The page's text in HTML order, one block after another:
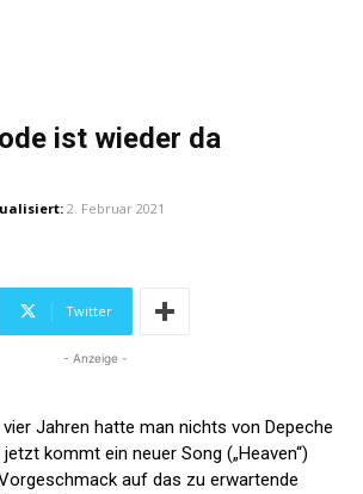
ist wieder da
2. Februar 2021
Twitter
- Anzeige -
Jahren hatte man nichts von Depeche
kommt ein neuer Song („Heaven“)
auf das zu erwartende